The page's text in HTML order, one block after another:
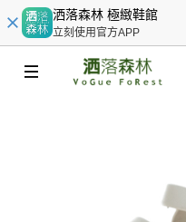
洒落森林 極緻鞋館
立刻使用官方APP